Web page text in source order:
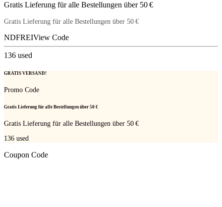
Gratis Lieferung für alle Bestellungen über 50 €
Gratis Lieferung für alle Bestellungen über 50 €
NDFREIView Code
136 used
GRATIS VERSAND!
Promo Code
Gratis Lieferung für alle Bestellungen über 50 €
Gratis Lieferung für alle Bestellungen über 50 €
136 used
Coupon Code